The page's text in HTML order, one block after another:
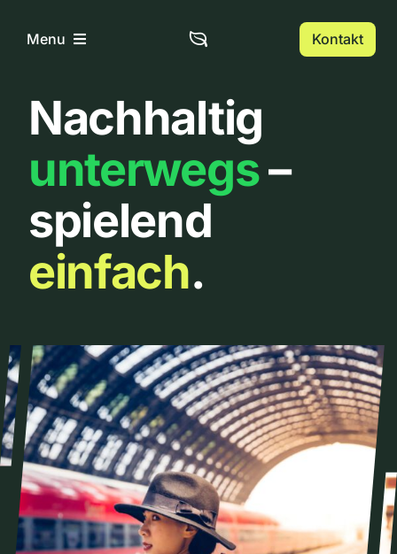
InhaltMenu
Home
Über uns
Urbanlist
Kontakt
Nachhaltig
unterwegs–
spielend
einfach.